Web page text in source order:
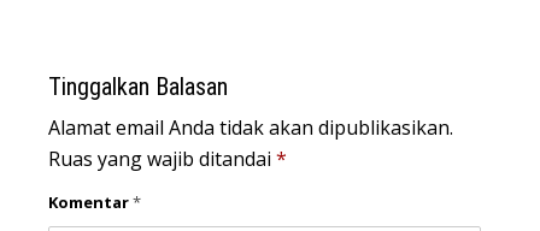
Tinggalkan Balasan
Alamat email Anda tidak akan dipublikasikan.
Ruas yang wajib ditandai *
Komentar*